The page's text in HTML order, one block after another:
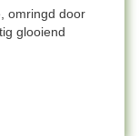
omringd door
glooiend